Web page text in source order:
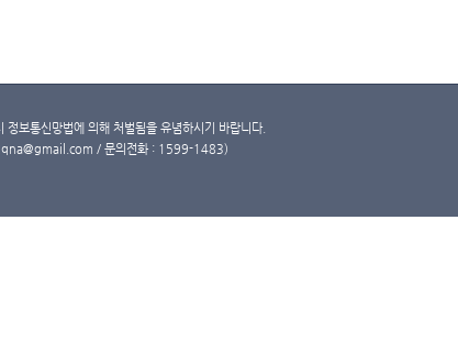
보통신망법에 의해 처벌됨을 유념하시기 바랍니다.
/ 문의전화 : 1599-1483)